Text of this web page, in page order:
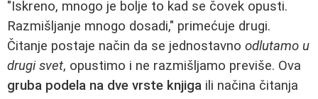
"Iskreno, mnogo je bolje to kad se čovek opusti.
Razmišljanje mnogo dosadi," primećuje drugi.
Čitanje postaje način da se jednostavno odlutamo u
drugi svet, opustimo i ne razmišljamo previše. Ova
gruba podela na dve vrste knjiga ili načina čitanja